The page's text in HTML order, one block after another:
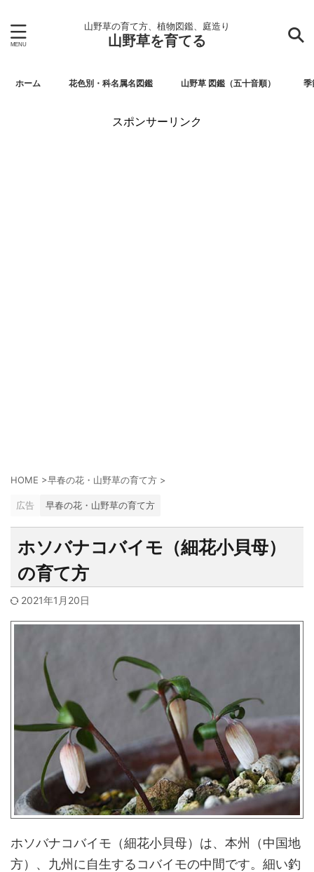
山野草の育て方、植物図鑑、庭造り
山野草を育てる
ホーム 花色別・科名属名図鑑 山野草 図鑑（五十音順） 季
スポンサーリンク
HOME >早春の花・山野草の育て方 >
広告 早春の花・山野草の育て方
ホソバナコバイモ（細花小貝母）
の育て方
2021年1月20日
ホソバナコバイモ（細花小貝母）は、本州（中国地
方）、九州に自生するコバイモの中間です。細い釣